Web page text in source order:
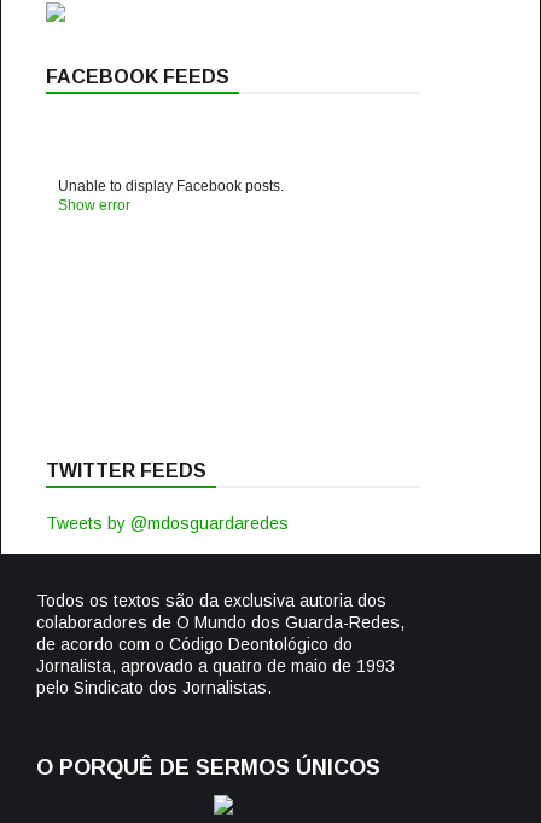
FACEBOOK FEEDS
Unable to display Facebook posts.
Show error
TWITTER FEEDS
Tweets by @mdosguardaredes
Todos os textos são da exclusiva autoria dos
colaboradores de O Mundo dos Guarda-Redes,
de acordo com o Código Deontológico do
Jornalista, aprovado a quatro de maio de 1993
pelo Sindicato dos Jornalistas.
O PORQUÊ DE SERMOS ÚNICOS